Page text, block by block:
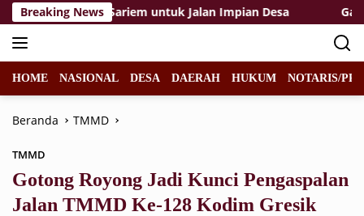
Langsung
ke
konten
Breaking News
Mbah Sariem untuk Jalan Impian Desa Gara-
HOME NASIONAL DESA DAERAH HUKUM NOTARIS/
Beranda TMMD
TMMD
Gotong Royong Jadi Kunci Pengaspalan
Jalan TMMD Ke-128 Kodim Gresik